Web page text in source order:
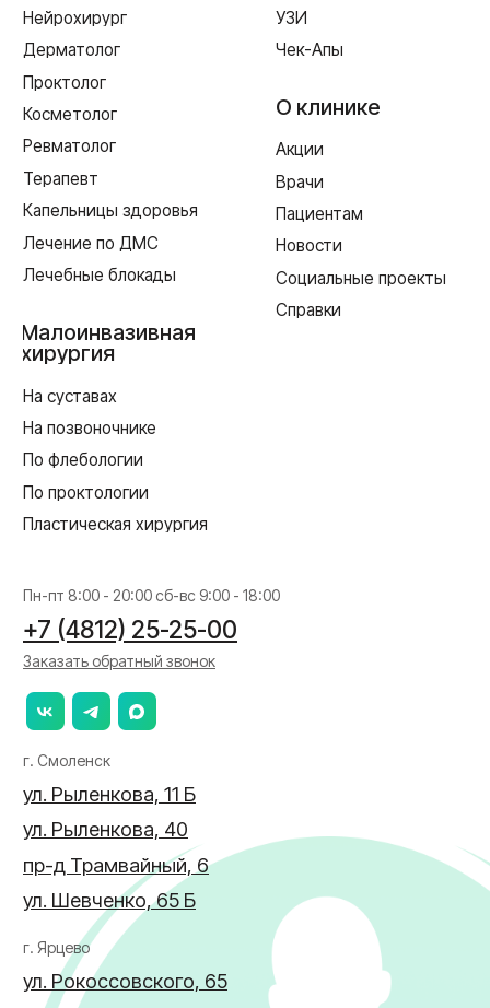
ул. Рыленкова, 11 Б
ул. Рокоссовского, 65
г. Одинцово
ул. Говорова, 85
ул. Рыленкова, 40
ул. Шевченко, 65 Б
ИМЕЮТСЯ ПРОТИВОПОКАЗАНИЯ,
НЕОБХОДИМА КОНСУЛЬТАЦИЯ СПЕЦИАЛИСТА
Лицензия Л041-01128-67/00331765 от 28.05.2019 г. и Л041-
01128-67/00637993 от 17.01.2023 г. выдана Департаментом
Смоленской области по здравоохранению
Создание сайта
Реквизиты
Политика в отношении обработки персональных данных